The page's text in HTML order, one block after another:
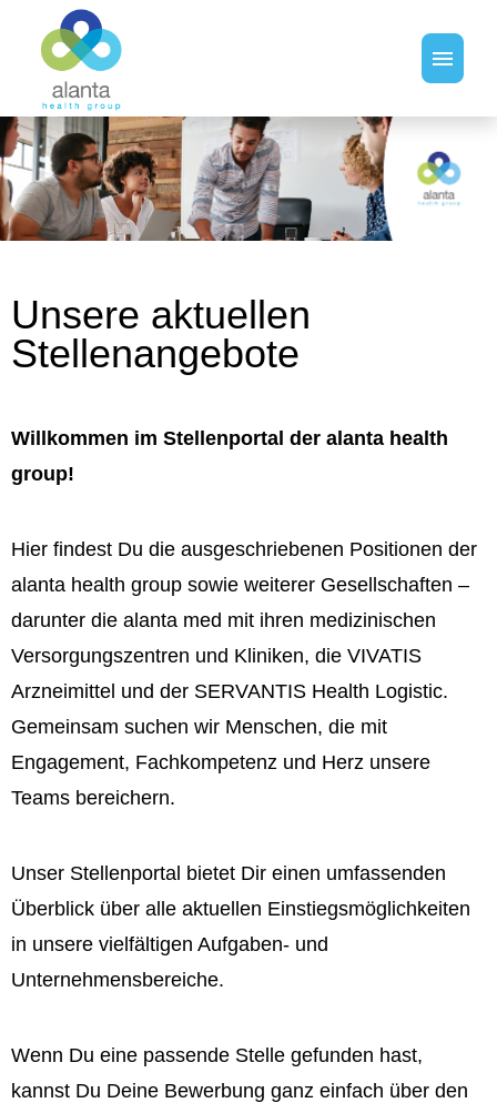
Stellenangebote
Unsere aktuellen
Stellenangebote
Willkommen im Stellenportal der alanta health
group!
Hier findest Du die ausgeschriebenen Positionen der
alanta health group sowie weiterer Gesellschaften –
darunter die alanta med mit ihren medizinischen
Versorgungszentren und Kliniken, die VIVATIS
Arzneimittel und der SERVANTIS Health Logistic.
Gemeinsam suchen wir Menschen, die mit
Engagement, Fachkompetenz und Herz unsere
Teams bereichern.
Unser Stellenportal bietet Dir einen umfassenden
Überblick über alle aktuellen Einstiegsmöglichkeiten
in unsere vielfältigen Aufgaben- und
Unternehmensbereiche.
Wenn Du eine passende Stelle gefunden hast,
kannst Du Deine Bewerbung ganz einfach über den